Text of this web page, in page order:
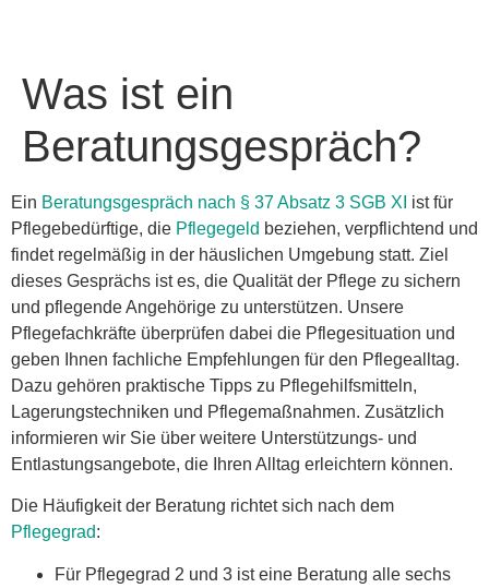
Was ist ein
Beratungsgespräch?
Ein Beratungsgespräch nach § 37 Absatz 3 SGB XI ist für
Pflegebedürftige, die Pflegegeld beziehen, verpflichtend und
findet regelmäßig in der häuslichen Umgebung statt. Ziel
dieses Gesprächs ist es, die Qualität der Pflege zu sichern
und pflegende Angehörige zu unterstützen. Unsere
Pflegefachkräfte überprüfen dabei die Pflegesituation und
geben Ihnen fachliche Empfehlungen für den Pflegealltag.
Dazu gehören praktische Tipps zu Pflegehilfsmitteln,
Lagerungstechniken und Pflegemaßnahmen. Zusätzlich
informieren wir Sie über weitere Unterstützungs- und
Entlastungsangebote, die Ihren Alltag erleichtern können.
Die Häufigkeit der Beratung richtet sich nach dem
Pflegegrad:
Für Pflegegrad 2 und 3 ist eine Beratung alle sechs